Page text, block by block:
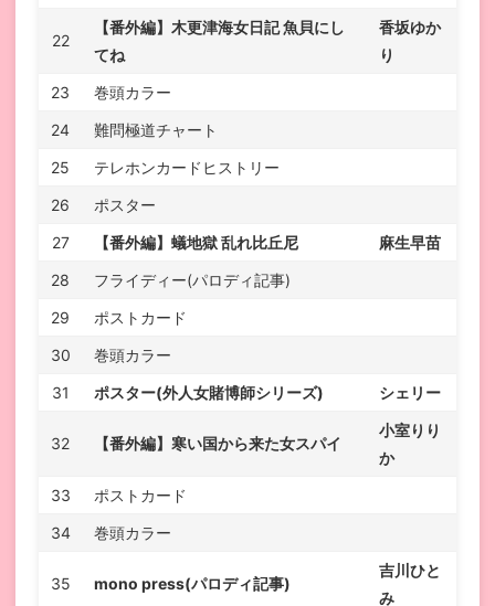
22
【番外編】木更津海女日記 魚貝にし
てね
香坂ゆか
り
23
巻頭カラー
24
難問極道チャート
25
テレホンカードヒストリー
26
ポスター
27
【番外編】蟻地獄 乱れ比丘尼
麻生早苗
28
フライディー(パロディ記事)
29
ポストカード
30
巻頭カラー
31
ポスター(外人女賭博師シリーズ) シェリー
32 【番外編】寒い国から来た女スパイ
小室りり
か
33
ポストカード
34
巻頭カラー
35 mono press(パロディ記事)
吉川ひと
み